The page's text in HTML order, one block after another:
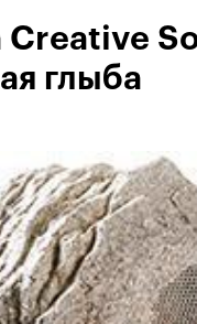
Creative
глыба